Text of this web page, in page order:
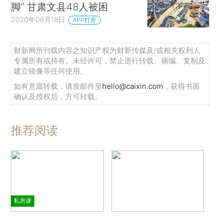
脚” 甘肃文县48人被困
2020年08月18日 APP打开
财新网所刊载内容之知识产权为财新传媒及/或相关权利人
专属所有或持有。未经许可，禁止进行转载、摘编、复制及
建立镜像等任何使用。
如有意愿转载，请发邮件至hello@caixin.com ，获得书面
确认及授权后，方可转载。
推荐阅读
私房课